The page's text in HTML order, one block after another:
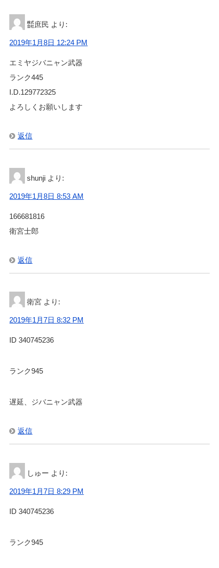
㍿庶民 より:
2019年1月8日 12:24 PM
エミヤジバニャン武器
ランク445
I.D.129772325
よろしくお願いします
返信
shunji より:
2019年1月8日 8:53 AM
166681816
衛宮士郎
返信
衛宮 より:
2019年1月7日 8:32 PM
ID 340745236
ランク945
遅延、ジバニャン武器
返信
しゅー より:
2019年1月7日 8:29 PM
ID 340745236
ランク945